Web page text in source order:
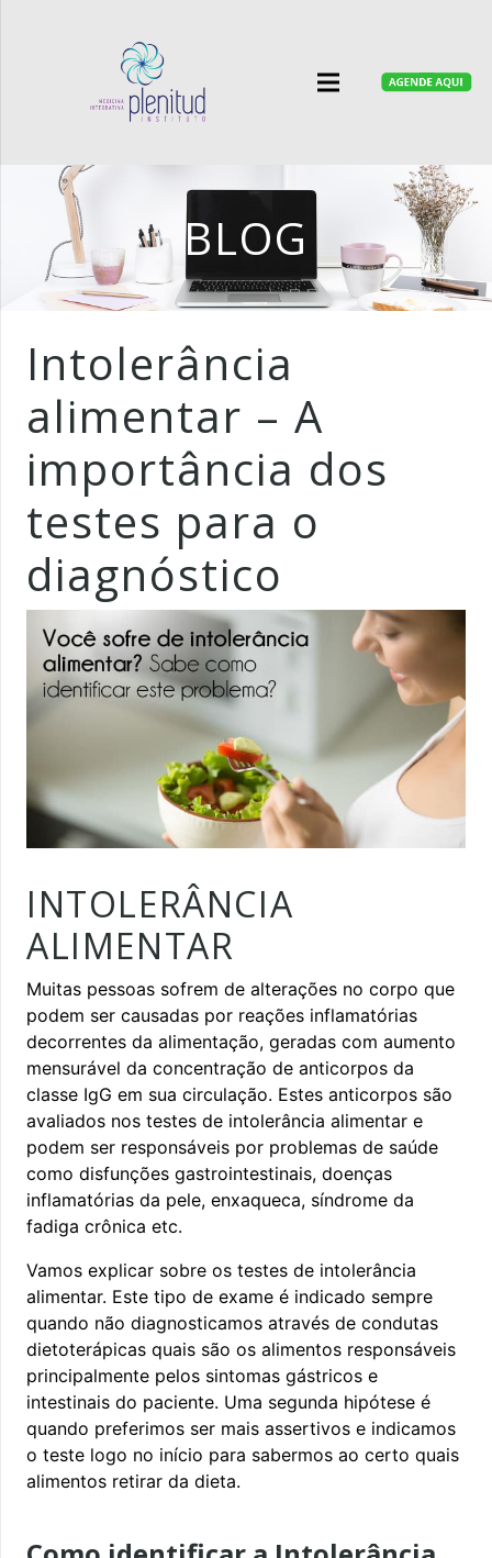
BLOG
Intolerância
alimentar – A
importância dos
testes para o
diagnóstico
INTOLERÂNCIA
ALIMENTAR
Muitas pessoas sofrem de alterações no corpo que
podem ser causadas por reações inflamatórias
decorrentes da alimentação, geradas com aumento
mensurável da concentração de anticorpos da
classe IgG em sua circulação. Estes anticorpos são
avaliados nos testes de intolerância alimentar e
podem ser responsáveis por problemas de saúde
como disfunções gastrointestinais, doenças
inflamatórias da pele, enxaqueca, síndrome da
fadiga crônica etc.
Vamos explicar sobre os testes de intolerância
alimentar. Este tipo de exame é indicado sempre
quando não diagnosticamos através de condutas
dietoterápicas quais são os alimentos responsáveis
principalmente pelos sintomas gástricos e
intestinais do paciente. Uma segunda hipótese é
quando preferimos ser mais assertivos e indicamos
o teste logo no início para sabermos ao certo quais
alimentos retirar da dieta.